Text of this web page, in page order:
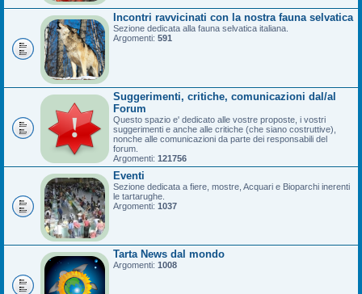
Incontri ravvicinati con la nostra fauna selvatica
Sezione dedicata alla fauna selvatica italiana.
Argomenti: 591
Suggerimenti, critiche, comunicazioni dal/al
Forum
Questo spazio e' dedicato alle vostre proposte, i vostri
suggerimenti e anche alle critiche (che siano costruttive),
nonche alle comunicazioni da parte dei responsabili del
forum.
Argomenti: 121756
Eventi
Sezione dedicata a fiere, mostre, Acquari e Bioparchi inerenti
le tartarughe.
Argomenti: 1037
Tarta News dal mondo
Argomenti: 1008